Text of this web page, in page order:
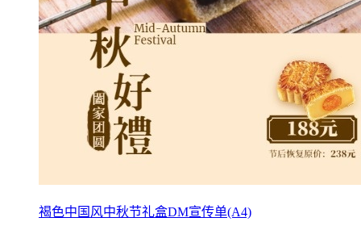
褐色中国风中秋节礼盒DM宣传单(A4)